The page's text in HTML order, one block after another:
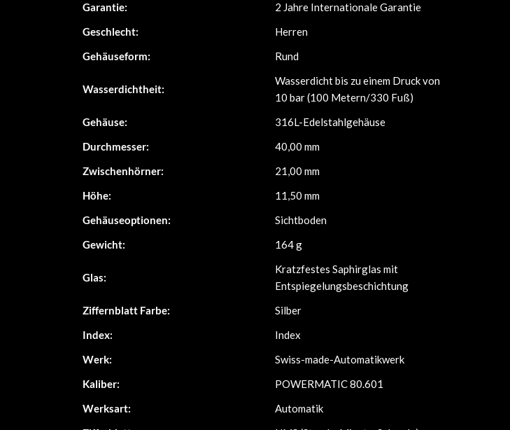
Garantie:
2 Jahre Internationale Garantie
Geschlecht:
Herren
Gehäuseform:
Rund
Wasserdichtheit:
Wasserdicht bis zu einem Druck von
10 bar (100 Metern/330 Fuß)
Gehäuse:
316L-Edelstahlgehäuse
Durchmesser:
40,00 mm
Zwischenhörner:
21,00 mm
Höhe:
11,50 mm
Gehäuseoptionen:
Sichtboden
Gewicht:
164 g
Glas:
Kratzfestes Saphirglas mit
Entspiegelungsbeschichtung
Ziffernblatt Farbe:
Silber
Index:
Index
Werk:
Swiss-made-Automatikwerk
Kaliber:
POWERMATIC 80.601
Werksart:
Automatik